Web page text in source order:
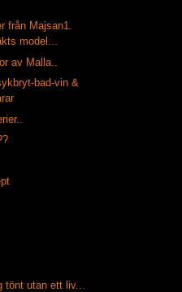
från Majsan1.
model...
av Malla..
bad-vin &
tönt utan ett liv...